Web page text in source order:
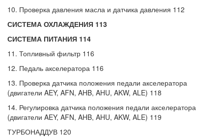
10. Проверка давления масла и датчика давления 112
СИСТЕМА ОХЛАЖДЕНИЯ 113
СИСТЕМА ПИТАНИЯ 114
11. Топливный фильтр 116
12. Педаль акселератора 116
13. Проверка датчика положения педали акселератора
(двигатели AEY, AFN, AHB, AHU, AKW, ALE) 118
14. Регулировка датчика положения педали акселератора
(двигатели AEY, AFN, AHB, AHU, AKW, ALE) 119
ТУРБОНАДДУВ 120